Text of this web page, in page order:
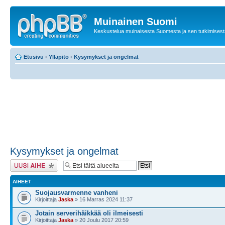
Muinainen Suomi
Keskustelua muinaisesta Suomesta ja sen
Etusivu ‹ Ylläpito ‹ Kysymykset ja ongelmat
Kysymykset ja ongelmat
Lähetä uusi viesti
AIHEET
Suojausvarmenne vanheni
Kirjoittaja Jaska » 16 Marras 2024 11:37
Jotain serverihäikkää oli ilmeisesti
Kirjoittaja Jaska » 20 Joulu 2017 20:59